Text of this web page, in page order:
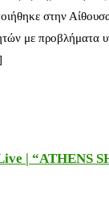
στην
με προβλήματα
| “ATHENS